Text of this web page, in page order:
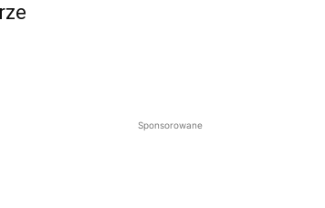
Sponsorowane